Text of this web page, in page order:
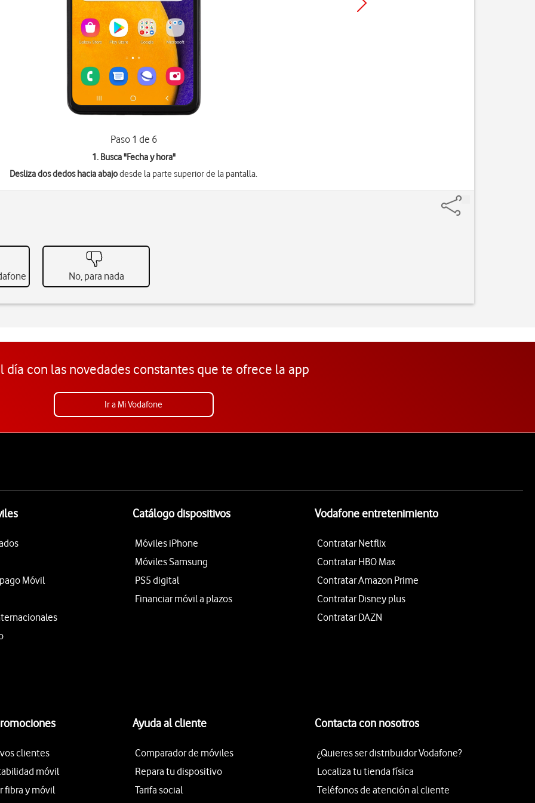
Paso 1 de 6
1. Busca "Fecha y hora"
Desliza dos dedos hacia abajodesde la parte superior de la pantalla.
No, para nada
día con las novedades constantes que te ofrece la app
Ir a Mi Vodafone
Móvil
Catálogo dispositivos
Móviles iPhone
Móviles Samsung
PS5 digital
Financiar móvil a plazos
Vodafone entretenimiento
Contratar Netflix
Contratar HBO Max
Contratar Amazon Prime
Contratar Disney plus
Contratar DAZN
clientes
móvil
fibra y móvil
Ayuda al cliente
Comparador de móviles
Repara tu dispositivo
Tarifa social
Contacta con nosotros
¿Quieres ser distribuidor Vodafone?
Localiza tu tienda física
Teléfonos de atención al cliente